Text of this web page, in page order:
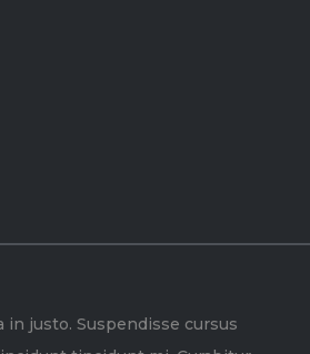
justo. Suspendisse cursus